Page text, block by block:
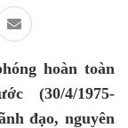
hoàn toàn
(30/4/1975-
đạo, nguyên